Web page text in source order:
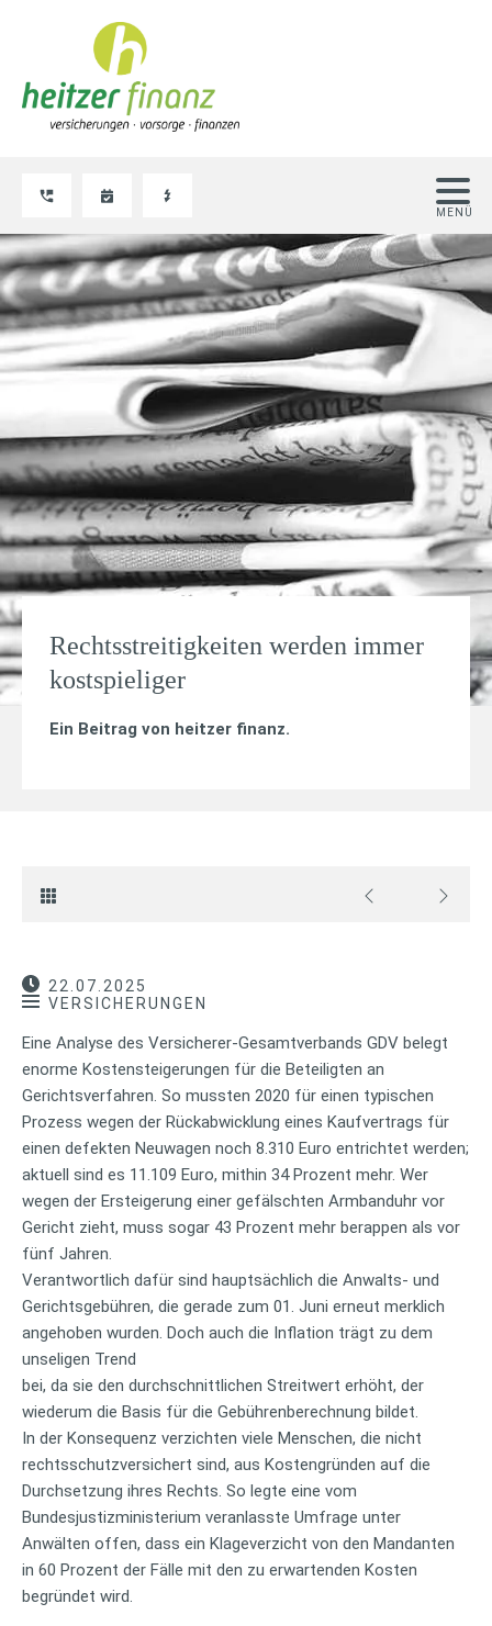
Rechtsstreitigkeiten werden immer
kostspieliger
Ein Beitrag von heitzer finanz.
22.07.2025
VERSICHERUNGEN
Eine Analyse des Versicherer-Gesamtverbands GDV belegt
enorme Kostensteigerungen für die Beteiligten an
Gerichtsverfahren. So mussten 2020 für einen typischen
Prozess wegen der Rückabwicklung eines Kaufvertrags für
einen defekten Neuwagen noch 8.310 Euro entrichtet werden;
aktuell sind es 11.109 Euro, mithin 34 Prozent mehr. Wer
wegen der Ersteigerung einer gefälschten Armbanduhr vor
Gericht zieht, muss sogar 43 Prozent mehr berappen als vor
fünf Jahren.
Verantwortlich dafür sind hauptsächlich die Anwalts- und
Gerichtsgebühren, die gerade zum 01. Juni erneut merklich
angehoben wurden. Doch auch die Inflation trägt zu dem
unseligen Trend
bei, da sie den durchschnittlichen Streitwert erhöht, der
wiederum die Basis für die Gebührenberechnung bildet.
In der Konsequenz verzichten viele Menschen, die nicht
rechtsschutzversichert sind, aus Kostengründen auf die
Durchsetzung ihres Rechts. So legte eine vom
Bundesjustizministerium veranlasste Umfrage unter
Anwälten offen, dass ein Klageverzicht von den Mandanten
in 60 Prozent der Fälle mit den zu erwartenden Kosten
begründet wird.